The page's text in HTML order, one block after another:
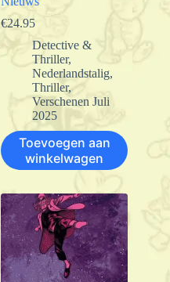
€24.95
Detective &
Thriller,
Nederlandstalig,
Thriller,
Verschenen Juli
2025
Toevoegen aan
winkelwagen